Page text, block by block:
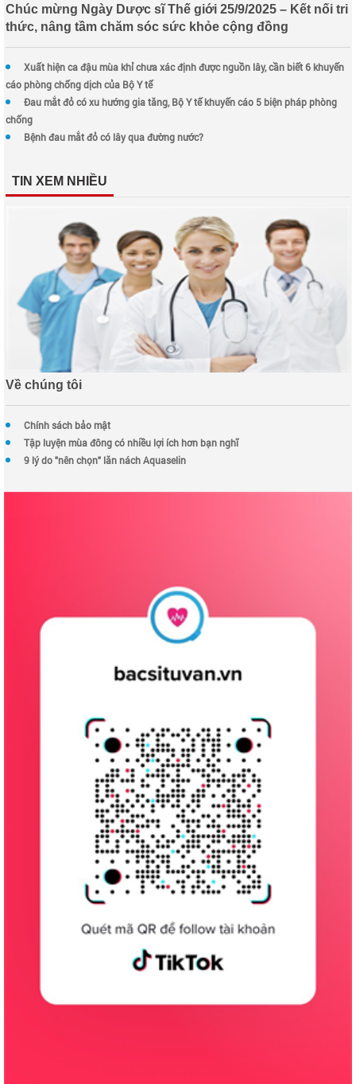
Chúc mừng Ngày Dược sĩ Thế giới 25/9/2025 – Kết nối tri
thức, nâng tầm chăm sóc sức khỏe cộng đồng
Xuất hiện ca đậu mùa khỉ chưa xác định được nguồn lây, cần biết 6 khuyến
cáo phòng chống dịch của Bộ Y tế
Đau mắt đỏ có xu hướng gia tăng, Bộ Y tế khuyến cáo 5 biện pháp phòng
chống
Bệnh đau mắt đỏ có lây qua đường nước?
TIN XEM NHIỀU
Về chúng tôi
Chính sách bảo mật
Tập luyện mùa đông có nhiều lợi ích hơn bạn nghĩ
9 lý do "nên chọn" lăn nách Aquaselin